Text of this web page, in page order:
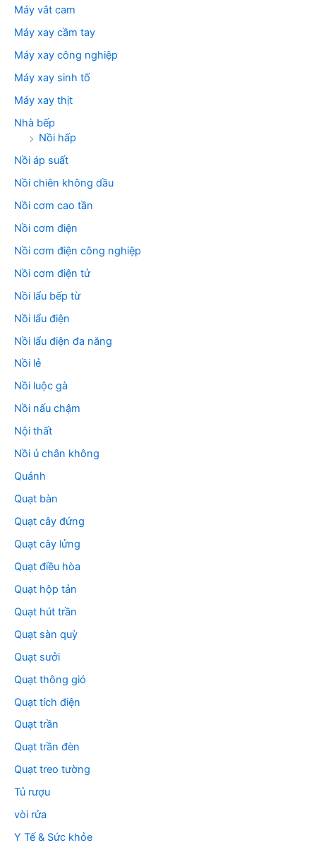
Máy vắt cam
Máy xay cầm tay
Máy xay công nghiệp
Máy xay sinh tố
Máy xay thịt
Nhà bếp
Nồi hấp
Nồi áp suất
Nồi chiên không dầu
Nồi cơm cao tần
Nồi cơm điện
Nồi cơm điện công nghiệp
Nồi cơm điện tử
Nồi lẩu bếp từ
Nồi lẩu điện
Nồi lẩu điện đa năng
Nồi lẻ
Nồi luộc gà
Nồi nấu chậm
Nội thất
Nồi ủ chân không
Quánh
Quạt bàn
Quạt cây đứng
Quạt cây lửng
Quạt điều hòa
Quạt hộp tản
Quạt hút trần
Quạt sàn quỳ
Quạt sưởi
Quạt thông gió
Quạt tích điện
Quạt trần
Quạt trần đèn
Quạt treo tường
Tủ rượu
vòi rửa
Y Tế & Sức khỏe